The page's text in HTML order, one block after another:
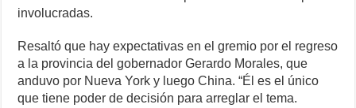
k
involucradas.
Resaltó que hay expectativas en el gremio por el regreso
a la provincia del gobernador Gerardo Morales, que
anduvo por Nueva York y luego China. “Él es el único
que tiene poder de decisión para arreglar el tema.